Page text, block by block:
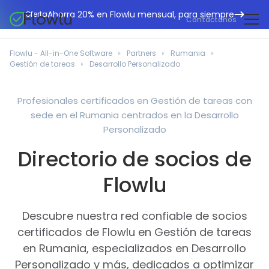
OfertaAhorra 20% en Flowlu mensual, para siempre
Contáctanos
Gestión de proyectos
Facturación en línea
Automatización del flujo de trabajo
Herramientas de colaboración
Gestión financiera
Base de conocimientos
Agencias de marketing
Departamentos de TI
Consultores empresariales
Empresas manufactureras
Pequeños negocios
Organizadores de eventos
Centro de ayuda
Blog Flowlu
Guías
Casos prácticos
Herramientas gratuitas
Português
Flowlu - All-in-One Software Partners
Rumania
Gestión de tareas
Desarrollo Personalizado
Profesionales certificados en Gestión de tareas con
sede en el Rumania centrados en la Desarrollo
Personalizado
Directorio de socios de
Flowlu
Descubre nuestra red confiable de socios
certificados de Flowlu en Gestión de tareas
en Rumania, especializados en Desarrollo
Personalizado y más, dedicados a optimizar